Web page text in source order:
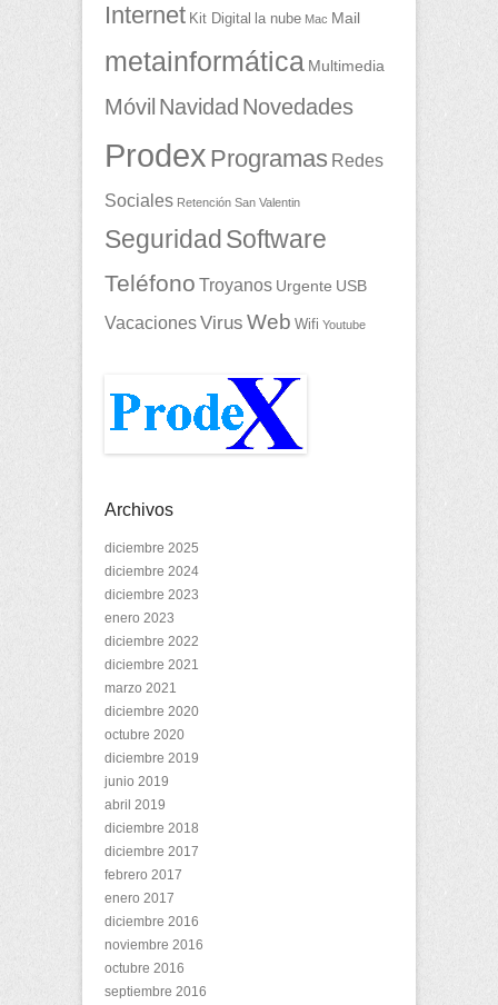
Internet Kit Digital la nube Mac Mail
metainformática Multimedia
Móvil Navidad Novedades
Prodex Programas Redes
Sociales Retención San Valentin
Seguridad Software
Teléfono Troyanos Urgente USB
VacacionesVirus Web Wifi Youtube
Archivos
diciembre 2025
diciembre 2024
diciembre 2023
enero 2023
diciembre 2022
diciembre 2021
marzo 2021
diciembre 2020
octubre 2020
diciembre 2019
junio 2019
abril 2019
diciembre 2018
diciembre 2017
febrero 2017
enero 2017
diciembre 2016
noviembre 2016
octubre 2016
septiembre 2016